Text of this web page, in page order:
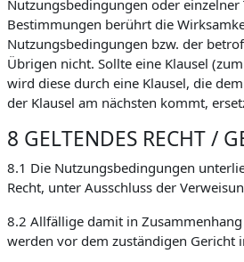
Nutzungsbedingungen oder einzelner
Bestimmungen berührt die
Nutzungsbedingungen bzw. der
Übrigen nicht. Sollte eine Klausel
wird diese durch eine Klausel, die
der Klausel am nächsten kommt,
8 GELTENDES RECHT /
8.1 Die Nutzungsbedingungen
Recht, unter Ausschluss der
8.2 Allfällige damit in
werden vor dem zuständigen Gericht